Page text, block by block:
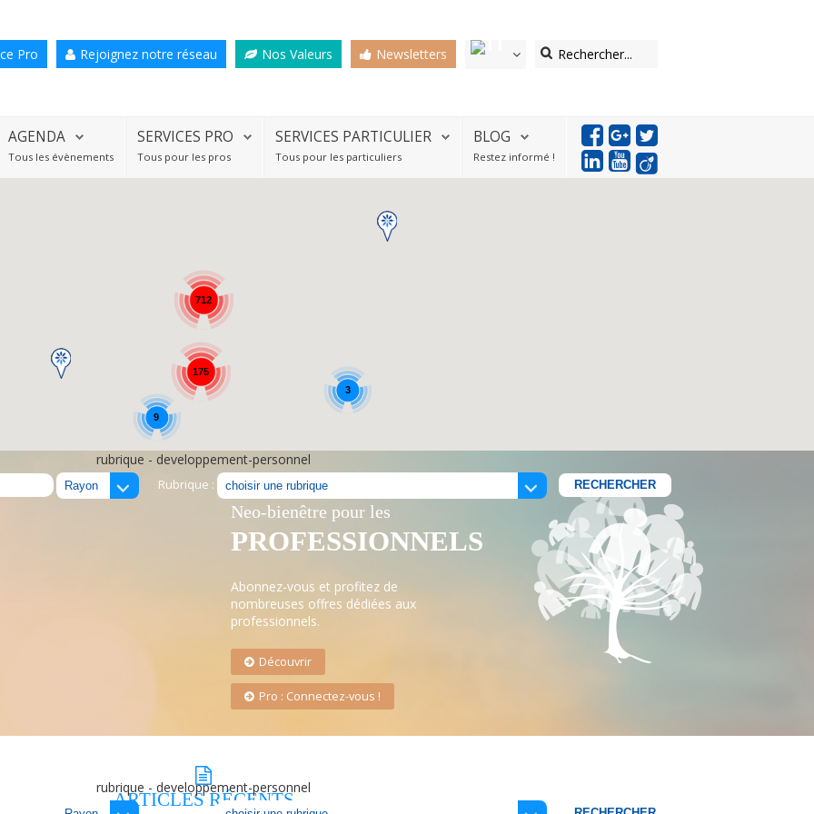
Pro Rejoignez notre réseau Nos Valeurs Newsletters
AGENDA
Tous les évènements
SERVICES PRO
Tous pour les pros
SERVICES PARTICULIER
Tous pour les particuliers
BLOG
Restez informé !
712
9
3
175
rubrique - developpement-personnel
Rubrique :
rubrique - developpement-personnel
LE RÉSEAU
Neo-bienêtre pour les
PROFESSIONNELS
Abonnez-vous et profitez de
nombreuses offres dédiées aux
professionnels.
Découvrir
Pro : Connectez-vous !
ARTICLES RÉCENTS